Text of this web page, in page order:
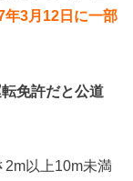
年3月12日に一部
免許だと公道
以上10m未満